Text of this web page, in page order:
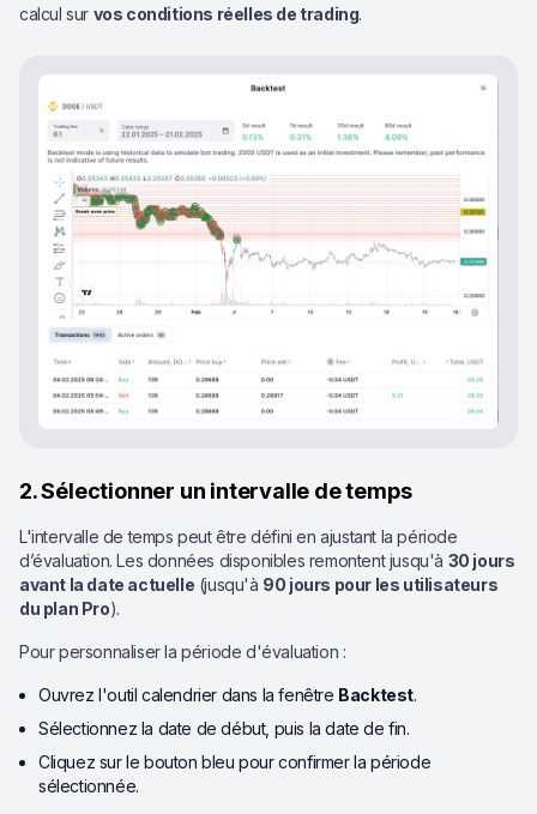
calcul sur vos conditions réelles de trading.
2. Sélectionner un intervalle de temps
L'intervalle de temps peut être défini en ajustant la période
d’évaluation. Les données disponibles remontent jusqu'à 30 jours
avant la date actuelle (jusqu'à 90 jours pour les utilisateurs
du plan Pro).
Pour personnaliser la période d'évaluation :
Ouvrez l'outil calendrier dans la fenêtre Backtest.
Sélectionnez la date de début, puis la date de fin.
Cliquez sur le bouton bleu pour confirmer la période
sélectionnée.